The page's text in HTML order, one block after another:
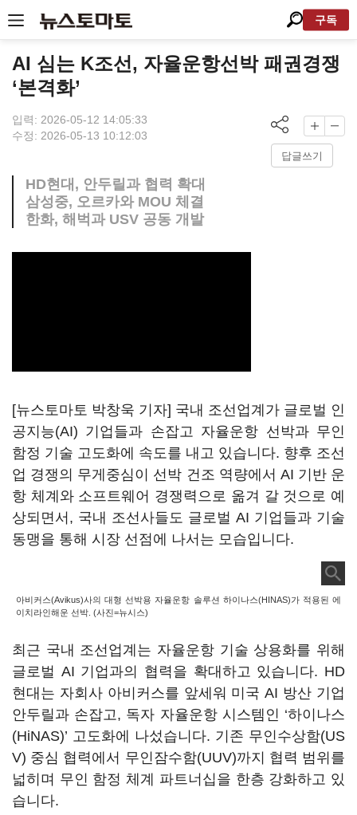
구독
AI 심는 K조선, 자율운항선박 패권경쟁
‘본격화’
입력: 2026-05-12 14:05:33
수정: 2026-05-13 10:12:03
답글쓰기
HD현대, 안두릴과 협력 확대
삼성중, 오르카와 MOU 체결
한화, 해벅과 USV 공동 개발
[뉴스토마토 박창욱 기자] 국내 조선업계가 글로벌 인
공지능(AI) 기업들과 손잡고 자율운항 선박과 무인
함정 기술 고도화에 속도를 내고 있습니다. 향후 조선
업 경쟁의 무게중심이 선박 건조 역량에서 AI 기반 운
항 체계와 소프트웨어 경쟁력으로 옮겨 갈 것으로 예
상되면서, 국내 조선사들도 글로벌 AI 기업들과 기술
동맹을 통해 시장 선점에 나서는 모습입니다.
아비커스(Avikus)사의 대형 선박용 자율운항 솔루션 하이나스(HINAS)가 적용된 에
이치라인해운 선박. (사진=뉴시스)
최근 국내 조선업계는 자율운항 기술 상용화를 위해
글로벌 AI 기업과의 협력을 확대하고 있습니다. HD
현대는 자회사 아비커스를 앞세워 미국 AI 방산 기업
안두릴과 손잡고, 독자 자율운항 시스템인 ‘하이나스
(HiNAS)’ 고도화에 나섰습니다. 기존 무인수상함(US
V) 중심 협력에서 무인잠수함(UUV)까지 협력 범위를
넓히며 무인 함정 체계 파트너십을 한층 강화하고 있
습니다.